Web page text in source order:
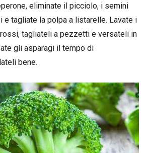
eliminate il picciolo, i semini
e tagliate la polpa a listarelle. Lavate i
tagliateli a pezzetti e versateli in
gli asparagi il tempo di
bene.